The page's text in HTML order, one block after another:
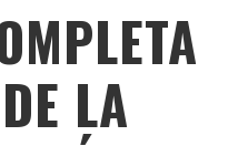
LA